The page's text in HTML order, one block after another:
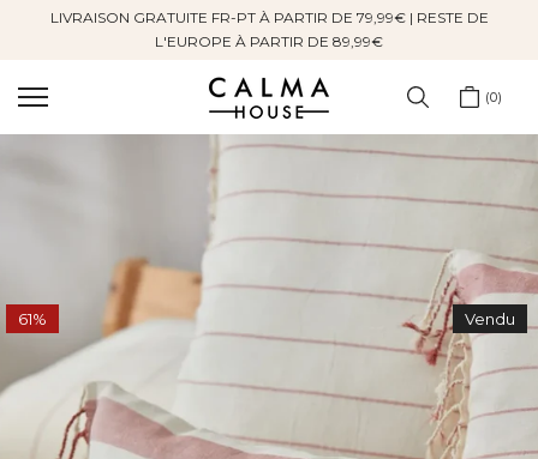
SauterLIVRAISON GRATUITE FR-PT À PARTIR DE 79,99€ | RESTE DE
L'EUROPE À PARTIR DE 89,99€
0
Vendu
61%